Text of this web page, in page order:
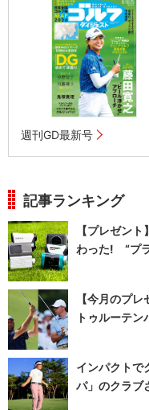
週刊GD最新号
記事ランキング
【プレゼン
わった! “プ
【今月のプ
トゥルーテ
インパクトで
パ」のクラブ